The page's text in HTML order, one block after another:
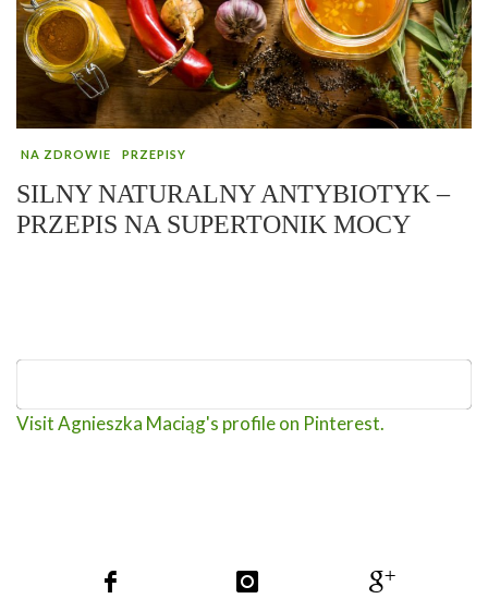
NA ZDROWIE PRZEPISY
SILNY NATURALNY ANTYBIOTYK –
PRZEPIS NA SUPERTONIK MOCY
Visit Agnieszka Maciąg's profile on Pinterest.